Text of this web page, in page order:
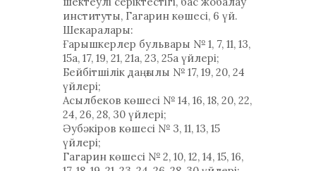
институты, Гагарин көшесі, 6 үй.
Шекаралары:
Ғарышкерлер бульвары № 1, 7, 11, 13,
15а, 17, 19, 21, 21а, 23, 25а үйлері;
Бейбітшілік даңғылы № 17, 19, 20, 24
үйлері;
Асылбеков көшесі № 14, 16, 18, 20, 22,
24, 26, 28, 30 үйлері;
Әубәкіров көшесі № 3, 11, 13, 15
үйлері;
Гагарин көшесі № 2, 10, 12, 14, 15, 16,